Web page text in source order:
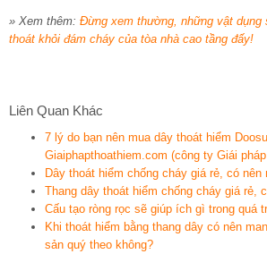
» Xem thêm: Đừng xem thường, những vật dụng
thoát khỏi đám cháy của tòa nhà cao tầng đấy!
Liên Quan Khác
7 lý do bạn nên mua dây thoát hiểm
Giaiphapthoathiem.com (công ty Giái
Dây thoát hiểm chống cháy giá rẻ, có nên
Thang dây thoát hiểm chống cháy giá rẻ,
Cấu tạo ròng rọc sẽ giúp ích gì trong quá
Khi thoát hiểm bằng thang dây có nên
sản quý theo không?